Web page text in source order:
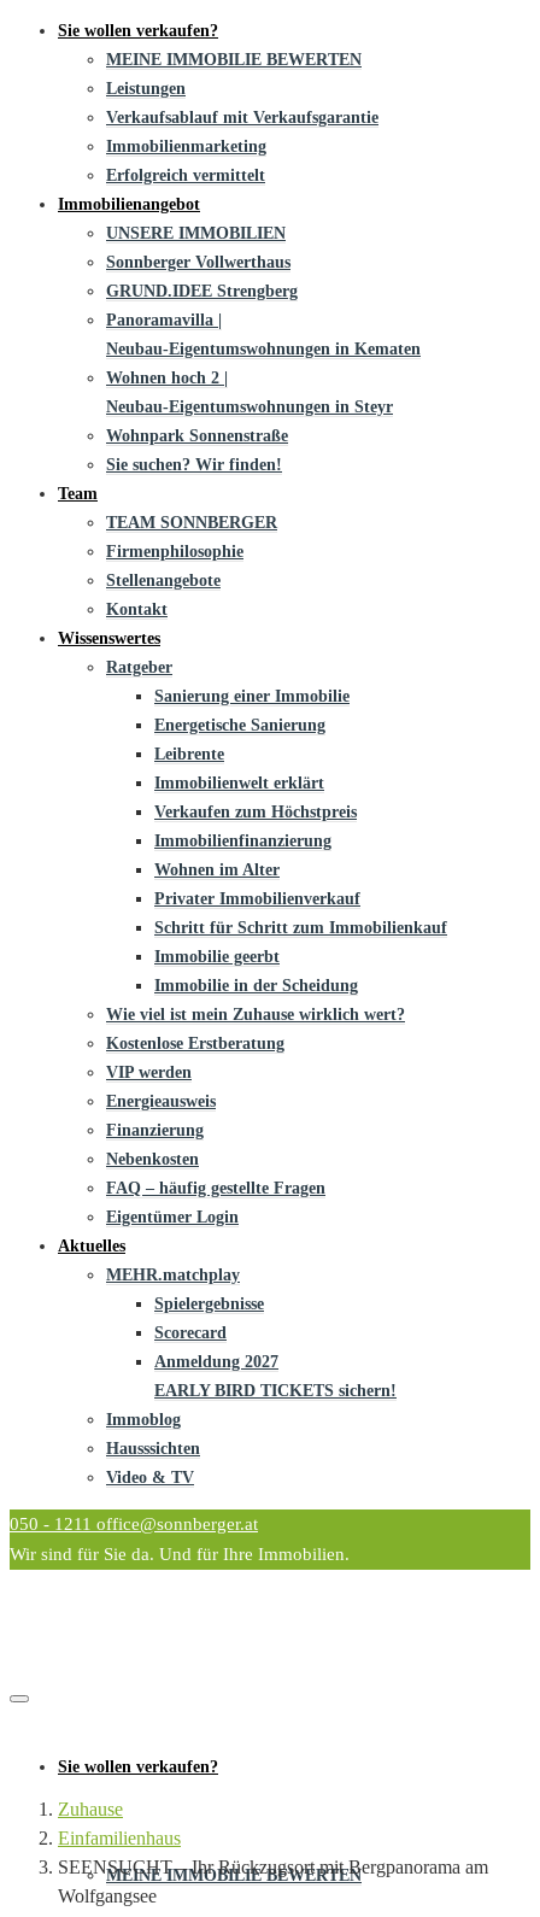
Sie wollen verkaufen?
MEINE IMMOBILIE BEWERTEN
Leistungen
Verkaufsablauf mit Verkaufsgarantie
Immobilienmarketing
Erfolgreich vermittelt
Immobilienangebot
UNSERE IMMOBILIEN
Sonnberger Vollwerthaus
GRUND.IDEE Strengberg
Panoramavilla |
Neubau-Eigentums­­wohnungen in Kematen
Wohnen hoch 2 |
Neubau-Eigentumswohnungen in Steyr
Wohnpark Sonnenstraße
Sie suchen? Wir finden!
Team
TEAM SONNBERGER
Firmenphilosophie
Stellenangebote
Kontakt
Wissenswertes
Ratgeber
Sanierung einer Immobilie
Energetische Sanierung
Leibrente
Immobilienwelt erklärt
Verkaufen zum Höchstpreis
Immobilienfinanzierung
Wohnen im Alter
Privater Immobilienverkauf
Schritt für Schritt zum Immobilienkauf
Immobilie geerbt
Immobilie in der Scheidung
Wie viel ist mein Zuhause wirklich wert?
Kostenlose Erstberatung
VIP werden
Energieausweis
Finanzierung
Nebenkosten
FAQ – häufig gestellte Fragen
Eigentümer Login
Aktuelles
MEHR.matchplay
Spielergebnisse
Scorecard
Anmeldung 2027
EARLY BIRD TICKETS sichern!
Immoblog
Hausssichten
Video & TV
050 - 1211 office@sonnberger.at
Wir sind für Sie da. Und für Ihre Immobilien.
Sie wollen verkaufen?
MEINE IMMOBILIE BEWERTEN
Zuhause
Einfamilienhaus
SEENSUCHT – Ihr Rückzugsort mit Bergpanorama am
Wolfgangsee